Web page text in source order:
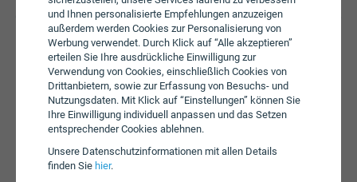
und Ihnen personalisierte Empfehlungen anzuzeigen
außerdem werden Cookies zur Personalisierung von
Werbung verwendet. Durch Klick auf “Alle akzeptieren”
erteilen Sie Ihre ausdrückliche Einwilligung zur
Verwendung von Cookies, einschließlich Cookies von
Drittanbietern, sowie zur Erfassung von Besuchs- und
Nutzungsdaten. Mit Klick auf “Einstellungen” können Sie
Ihre Einwilligung individuell anpassen und das Setzen
entsprechender Cookies ablehnen.
Unsere Daten­schutz­informationen mit allen Details
finden Sie hier.
Gebühren von € 48,00 an. Die jährliche Servicepauschale
beträgt € 27,00.